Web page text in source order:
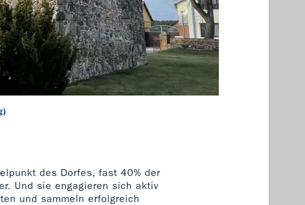
des Dorfes, fast 40% der
Und sie engagieren sich aktiv
und sammeln erfolgreich